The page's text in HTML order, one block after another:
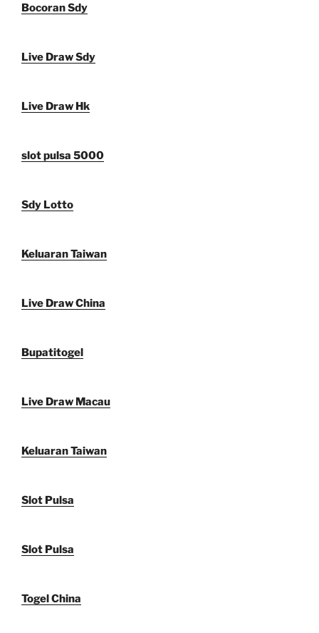
Bocoran Sdy
Live Draw Sdy
Live Draw Hk
slot pulsa 5000
Sdy Lotto
Keluaran Taiwan
Live Draw China
Bupatitogel
Live Draw Macau
Keluaran Taiwan
Slot Pulsa
Slot Pulsa
Togel China